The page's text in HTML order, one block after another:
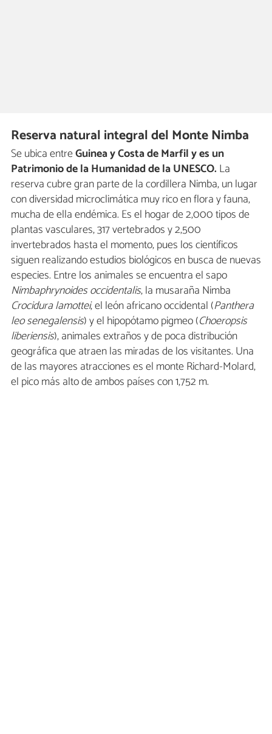
Reserva natural integral del Monte Nimba
Se ubica entreGuinea y Costa de Marfil y es un
Patrimonio de la Humanidad de la UNESCO.La
reserva cubre gran parte de la cordillera Nimba, un lugar
con diversidad microclimática muy rico en flora y fauna,
mucha de ella endémica. Es el hogar de 2,000 tipos de
plantas vasculares, 317 vertebrados y 2,500
invertebrados hasta el momento, pues los científicos
siguen realizando estudios biológicos en busca de nuevas
especies. Entre los animales se encuentra el sapo
Nimbaphrynoides occidentalis, la musaraña Nimba
Crocidura lamottei, el león africano occidental (Panthera
leo senegalensis) y el hipopótamo pigmeo (Choeropsis
liberiensis), animales extraños y de poca distribución
geográfica que atraen las miradas de los visitantes. Una
de las mayores atracciones es el monte Richard-Molard,
el pico más alto de ambos países con 1,752 m.